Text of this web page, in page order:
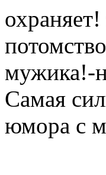
мужика!-
Самая
юмора с